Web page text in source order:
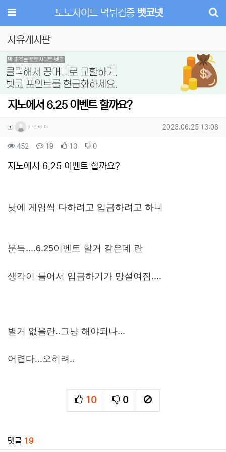
메뉴 토토사이트 먹튀검증 벳코넷
자유게시판
Previous Next
지노에서 6.25 이벤트 할까요?
작성자 정보
ㅋㅋㅋ 작성일
2023.06.25 13:08
컨텐츠 정보
452 조회 19댓글 10추천 0비추천
본문
지노에서 6.25 이벤트 할까요?
낮에 게임싹 다하려고 입금하려고 하니
문득....6.25이벤트 할거 같은데 란
생각이 들어서 입금하기가 망설여짐....
별거 없을란..그냥 해야되나...
어렵다...오히려..
10
추천
0
비추천신고
댓글 19